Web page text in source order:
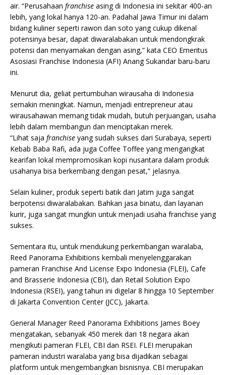
air. “Perusahaan franchise asing di Indonesia ini sekitar 400-an
lebih, yang lokal hanya 120-an. Padahal Jawa Timur ini dalam
bidang kuliner seperti rawon dan soto yang cukup dikenal
potensinya besar, dapat diwaralabakan untuk mendongkrak
potensi dan menyamakan dengan asing,” kata CEO Emeritus
Asosiasi Franchise Indonesia (AFI) Anang Sukandar baru-baru
ini.
Menurut dia, geliat pertumbuhan wirausaha di Indonesia
semakin meningkat. Namun, menjadi entrepreneur atau
wirausahawan memang tidak mudah, butuh perjuangan, usaha
lebih dalam membangun dan menciptakan merek.
“Lihat saja franchise yang sudah sukses dari Surabaya, seperti
Kebab Baba Rafi, ada juga Coffee Toffee yang mengangkat
kearifan lokal mempromosikan kopi nusantara dalam produk
usahanya bisa berkembang dengan pesat,” jelasnya.
Selain kuliner, produk seperti batik dari Jatim juga sangat
berpotensi diwaralabakan. Bahkan jasa binatu, dan layanan
kurir, juga sangat mungkin untuk menjadi usaha franchise yang
sukses.
Sementara itu, untuk mendukung perkembangan waralaba,
Reed Panorama Exhibitions kembali menyelenggarakan
pameran Franchise And License Expo Indonesia (FLEI), Cafe
and Brasserie Indonesia (CBI), dan Retail Solution Expo
Indonesia (RSEI), yang tahun ini digelar 8 hingga 10 September
di Jakarta Convention Center (JCC), Jakarta.
General Manager Reed Panorama Exhibitions James Boey
mengatakan, sebanyak 450 merek dari 18 negara akan
mengikuti pameran FLEI, CBI dan RSEI. FLEI merupakan
pameran industri waralaba yang bisa dijadikan sebagai
platform untuk mengembangkan bisnisnya. CBI merupakan